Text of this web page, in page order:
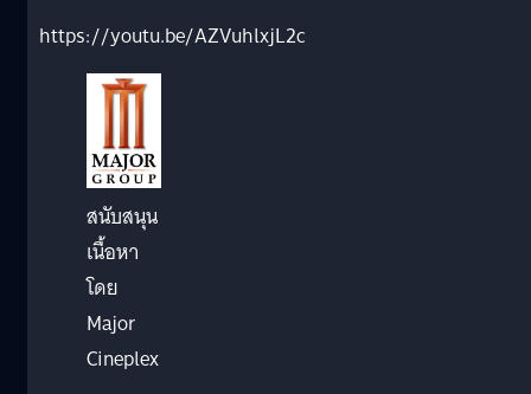
https://youtu.be/AZVuhlxjL2c
สนับสนุน
เนื้อหา
โดย
Major
Cineplex